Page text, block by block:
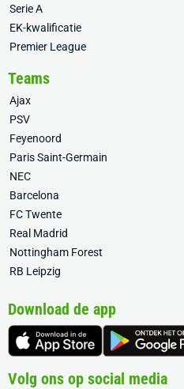
Serie A
EK-kwalificatie
Premier League
Teams
Ajax
PSV
Feyenoord
Paris Saint-Germain
NEC
Barcelona
FC Twente
Real Madrid
Nottingham Forest
RB Leipzig
Download de app
Volg ons op social media